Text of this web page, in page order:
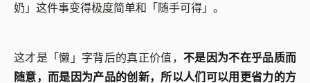
奶」这件事变得极度简单和「随手可得」。
这才是「懒」字背后的真正价值， 不是因为不在乎品质而
随意，而是因为产品的创新，所以人们可以用更省力的方